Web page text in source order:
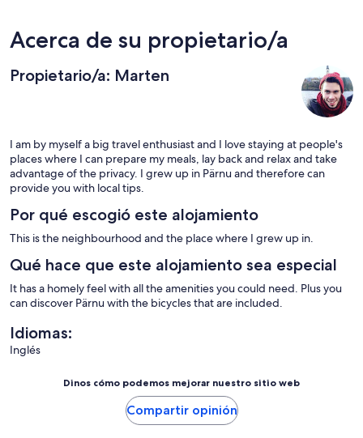
Acerca de su propietario/a
Propietario/a: Marten
I am by myself a big travel enthusiast and I love staying at people's
places where I can prepare my meals, lay back and relax and take
advantage of the privacy. I grew up in Pärnu and therefore can
provide you with local tips.
Por qué escogió este alojamiento
This is the neighbourhood and the place where I grew up in.
Qué hace que este alojamiento sea especial
It has a homely feel with all the amenities you could need. Plus you
can discover Pärnu with the bicycles that are included.
Idiomas:
Inglés
Dinos cómo podemos mejorar nuestro sitio web
Compartir opinión